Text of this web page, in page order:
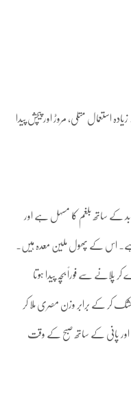
استعمال متلی، مروڑ اور پیچش پیدا
کے ساتھ بلغم کا مسہل ہے اور
ہے۔ اس کے پھول ملین معدہ ہیں۔
پلانے سے فوراً بچہ پیدا ہوتا
کے برابر وزن مصری ملا کر
اور پانی کے ساتھ صبح کے وقت